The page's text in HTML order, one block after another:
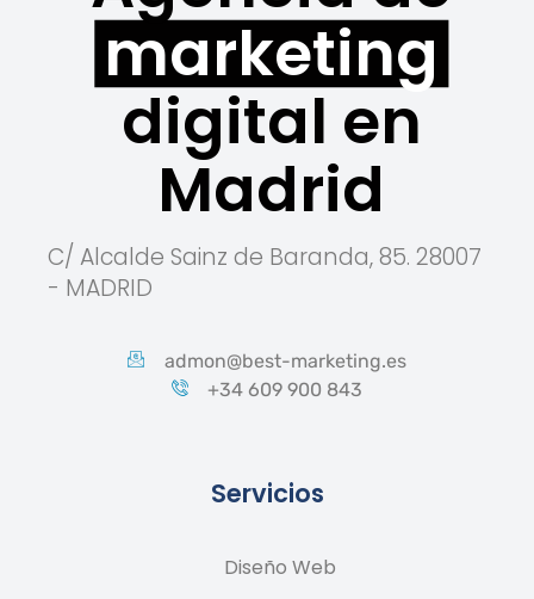
marketing
digital en
Madrid
C/ Alcalde Sainz de Baranda, 85. 28007
- MADRID
admon@best-marketing.es
+34 609 900 843
Servicios
Diseño Web